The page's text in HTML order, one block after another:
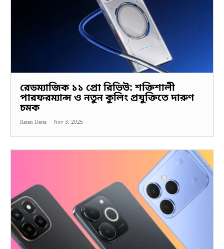
রেডম্যাজিক ১১ প্রো রিভিউ: শক্তিশালী
পারফরম্যান্স ও নতুন কুলিং প্রযুক্তিতে দারুণ
চমক
Ratan Datta - Nov 3, 2025